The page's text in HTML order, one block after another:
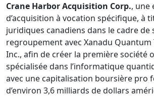
Crane Harbor Acquisition Corp., une
d’acquisition à vocation spécifique, à
juridiques canadiens dans le cadre de
regroupement avec Xanadu Quantum
Inc., afin de créer la première société
spécialisée dans l’informatique
avec une capitalisation boursière pro
d’environ 3,6 milliards de dollars